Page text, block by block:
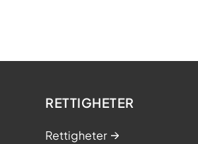
RETTIGHETER
Rettigheter